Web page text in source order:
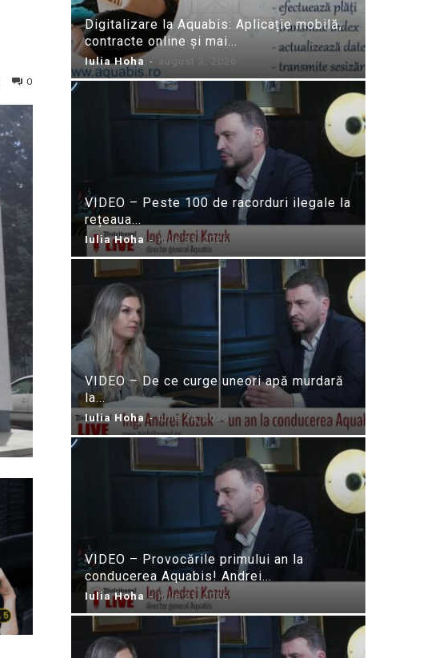
0
Digitalizare la Aquabis: Aplicație mobilă,
contracte online și mai...
Iulia Hoha - august 3, 2026
VIDEO – Peste 100 de racorduri ilegale la
rețeaua...
Iulia Hoha - iulie 31, 2026
VIDEO – De ce curge uneori apă murdară
la...
Iulia Hoha - iulie 24, 2026
VIDEO – Provocările primului an la
conducerea Aquabis! Andrei...
Iulia Hoha - iulie 21, 2026